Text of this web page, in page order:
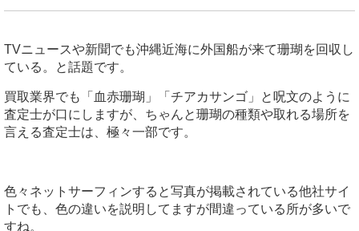
TVニュースや新聞でも沖縄近海に外国船が来て珊瑚を回収し
ている。と話題です。
買取業界でも「血赤珊瑚」「チアカサンゴ」と呪文のように
査定士が口にしますが、ちゃんと珊瑚の種類や取れる場所を
言える査定士は、極々一部です。
色々ネットサーフィンすると写真が掲載されている他社サイ
トでも、色の違いを説明してますが間違っている所が多いで
すね。